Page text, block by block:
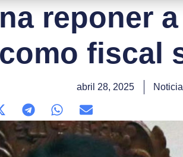
reponer
fiscal
abril 28, 2025